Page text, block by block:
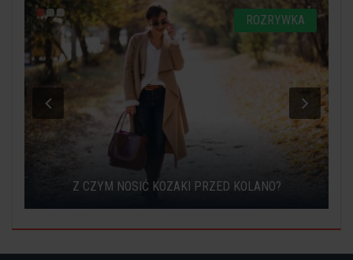
ROZRYWKA
Z CZYM NOSIĆ KOZAKI PRZED KOLANO?